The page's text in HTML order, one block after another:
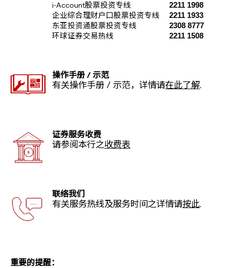
i-Account股票投资专线 2211 1998
企业综合理财户口股票投资专线 2211 1933
东亚投资通股票投资专线 2308 8777
环球证券交易热线 2211 1508
操作手册 / 示范
有关操作手册 / 示范，详情请在此了解.
证券服务收费
请参阅本行之收费表
联络我们
有关服务热线及服务时间之详情请按此.
重要的提醒：